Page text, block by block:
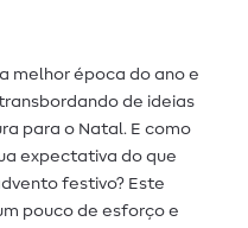
melhor época do ano e
de ideias
para o Natal. E como
expectativa do que
festivo? Este
pouco de esforço e